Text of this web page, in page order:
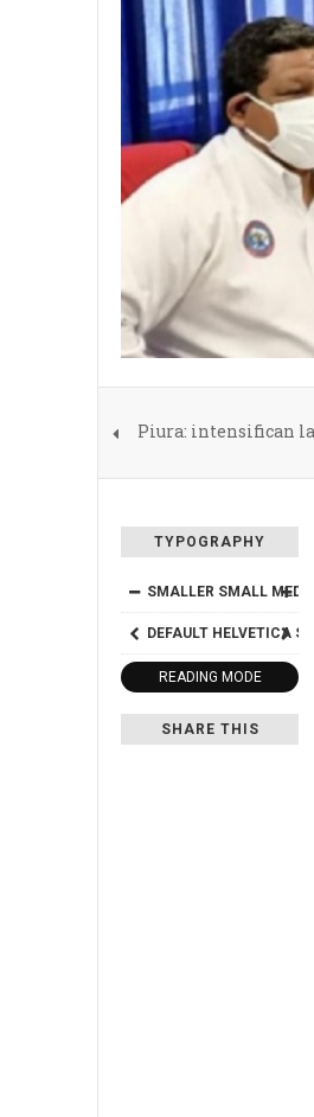
Piura: intensifican
TYPOGRAPHY
SMALLER SMALL
DEFAULT HELVETICA
READING MODE
SHARE THIS